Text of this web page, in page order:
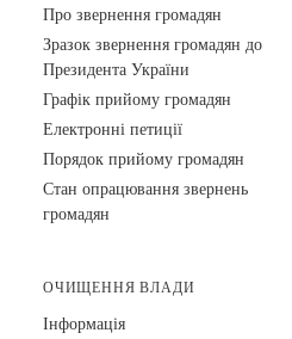
Про звернення громадян
Зразок звернення громадян до
Президента України
Графік прийому громадян
Електронні петиції
Порядок прийому громадян
Стан опрацювання звернень
громадян
ОЧИЩЕННЯ ВЛАДИ
Інформація